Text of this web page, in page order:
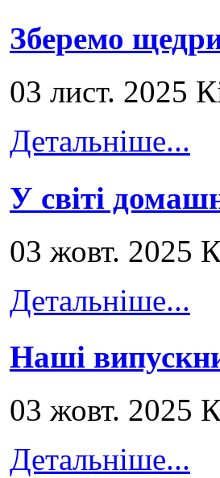
Зберемо
03 лист. 2025
Детальніше...
У світі
03 жовт. 2025
Детальніше...
Наші
03 жовт. 2025
Детальніше...